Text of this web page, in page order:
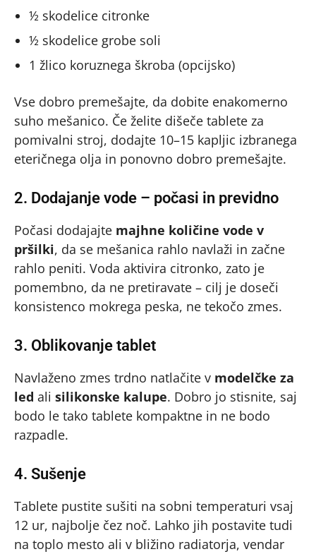
½ skodelice citronke
½ skodelice grobe soli
1 žlico koruznega škroba (opcijsko)
Vse dobro premešajte, da dobite enakomerno
suho mešanico. Če želite dišeče tablete za
pomivalni stroj, dodajte 10–15 kapljic izbranega
eteričnega olja in ponovno dobro premešajte.
2. Dodajanje vode – počasi in previdno
Počasi dodajajte majhne količine vode v
pršilki, da se mešanica rahlo navlaži in začne
rahlo peniti. Voda aktivira citronko, zato je
pomembno, da ne pretiravate – cilj je doseči
konsistenco mokrega peska, ne tekočo zmes.
3. Oblikovanje tablet
Navlaženo zmes trdno natlačite v modelčke za
led ali silikonske kalupe. Dobro jo stisnite, saj
bodo le tako tablete kompaktne in ne bodo
razpadle.
4. Sušenje
Tablete pustite sušiti na sobni temperaturi vsaj
12 ur, najbolje čez noč. Lahko jih postavite tudi
na toplo mesto ali v bližino radiatorja, vendar